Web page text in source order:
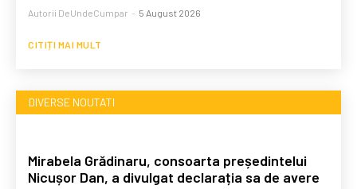
Autorii DeUndeCumpar - 5 August 2026
CITIȚI MAI MULT
DIVERSE NOUTATI
Mirabela Grădinaru, consoarta președintelui
Nicușor Dan, a divulgat declarația sa de avere